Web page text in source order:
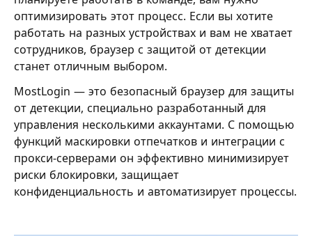
оптимизировать этот процесс. Если вы хотите
работать на разных устройствах и вам не хватает
сотрудников, браузер с защитой от детекции
станет отличным выбором.
MostLogin — это безопасный браузер для защиты
от детекции, специально разработанный для
управления несколькими аккаунтами. С помощью
функций маскировки отпечатков и интеграции с
прокси-серверами он эффективно минимизирует
риски блокировки, защищает
конфиденциальность и автоматизирует процессы.